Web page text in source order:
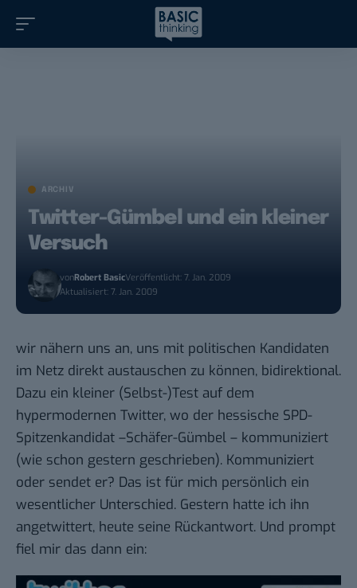
ARCHIV
Twitter-Gümbel und ein kleiner
Versuch
vonRobert BasicVeröffentlicht: 7. Jan. 2009
Aktualisiert: 7. Jan. 2009
wir nähern uns an, uns mit politischen Kandidaten
im Netz direkt austauschen zu können, bidirektional.
Dazu ein kleiner (Selbst-)Test auf dem
hypermodernen Twitter, wo der hessische SPD-
Spitzenkandidat –Schäfer-Gümbel – kommuniziert
(wie schon gestern geschrieben). Kommuniziert
oder sendet er? Das ist für mich persönlich ein
wesentlicher Unterschied. Gestern hatte ich ihn
angetwittert, heute seine Rückantwort. Und prompt
fiel mir das dann ein: